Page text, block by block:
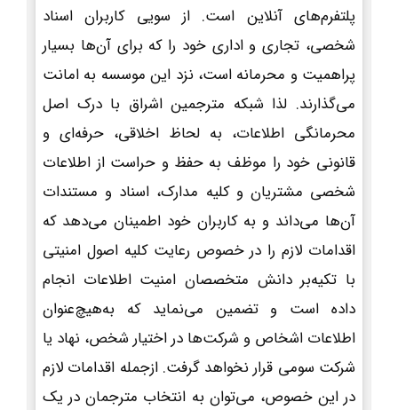
پلتفرم‌های آنلاین است. از سویی کاربران اسناد
شخصی، تجاری و اداری خود را که برای آن‌ها بسیار
پراهمیت و محرمانه است، نزد این موسسه به امانت
می‌گذارند. لذا شبکه مترجمین اشراق با درک اصل
محرمانگی اطلاعات، به لحاظ اخلاقی، حرفه‌ای و
قانونی خود را موظف به حفظ و حراست از اطلاعات
شخصی مشتریان و کلیه مدارک، اسناد و مستندات
آن‌ها می‌داند و به کاربران خود اطمینان می‌دهد که
اقدامات لازم را در خصوص رعایت کلیه اصول امنیتی
با تکیه‌بر دانش متخصصان امنیت اطلاعات انجام
داده است و تضمین می‌نماید که به‌هیچ‌عنوان
اطلاعات اشخاص و شرکت‌ها در اختیار شخص، نهاد یا
شرکت سومی قرار نخواهد گرفت. ازجمله اقدامات لازم
در این خصوص، می‌توان به انتخاب مترجمان در یک